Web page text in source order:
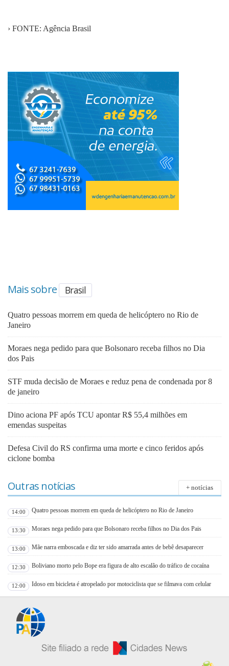
› FONTE: Agência Brasil
Mais sobre Brasil
Quatro pessoas morrem em queda de helicóptero no Rio de
Janeiro
Moraes nega pedido para que Bolsonaro receba filhos no Dia
dos Pais
STF muda decisão de Moraes e reduz pena de condenada por 8
de janeiro
Dino aciona PF após TCU apontar R$ 55,4 milhões em
emendas suspeitas
Defesa Civil do RS confirma uma morte e cinco feridos após
ciclone bomba
Outras notícias + notícias
14:00 Quatro pessoas morrem em queda de helicóptero no Rio de Janeiro
13:30 Moraes nega pedido para que Bolsonaro receba filhos no Dia dos Pais
13:00 Mãe narra emboscada e diz ter sido amarrada antes de bebê desaparecer
12:30 Boliviano morto pelo Bope era figura de alto escalão do tráfico de cocaína
12:00 Idoso em bicicleta é atropelado por motociclista que se filmava com celular